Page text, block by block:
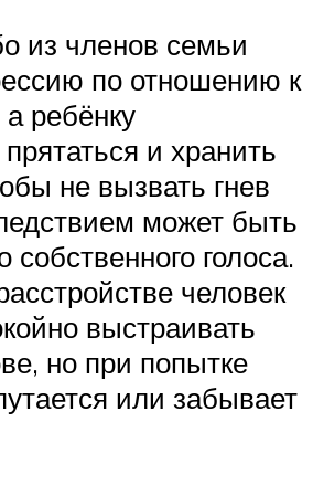
из членов семьи
по отношению к
ребёнку
и хранить
не вызвать гнев
может быть
собственного голоса.
человек
выстраивать
но при попытке
или забывает